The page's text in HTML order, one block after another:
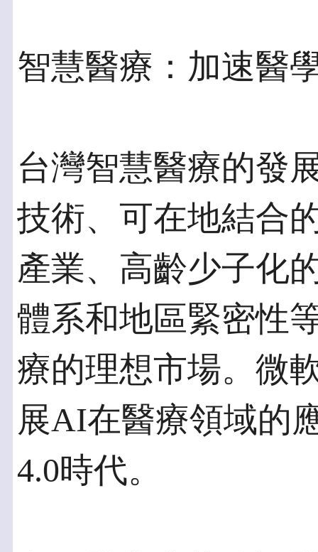
智慧醫療：加速醫
台灣智慧醫療的發
技術、可在地結合
產業、高齡少子化
體系和地區緊密性
療的理想市場。微
展AI在醫療領域的
4.0時代。